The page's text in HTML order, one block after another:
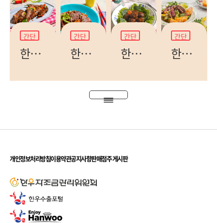
간단
한우 채소 말이
간단
한우 토시살 짜파구리
간단
한우 방울 강정
간단
한우 한라봉 샐러드
개인정보처리방침이용약관공지사항판매점주 게시판